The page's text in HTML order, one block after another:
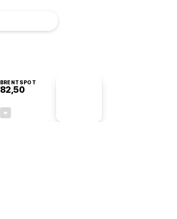
BRENTSPOT
82,50